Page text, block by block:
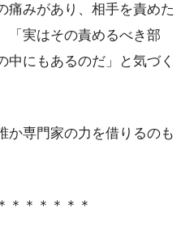
痛みがあり、相手を責めた
「実はその責めるべき部
中にもあるのだ」と気づく
か専門家の力を借りるのも
＊＊＊＊＊＊